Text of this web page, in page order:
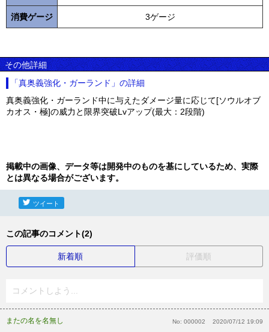
消費ゲージ 3ゲージ
その他詳細
「真奥義強化・ガーランド」の詳細
真奥義強化・ガーランド中に与えたダメージ量に応じて[ソウルオブ
カオス・極]の威力と限界突破Lvアップ(最大：2段階)
掲載中の画像、データ等は開発中のものを基にしているため、実際
とは異なる場合がございます。
ツイート
この記事のコメント(2)
新着順 評価順
コメントしよう...
またの名を名無し No: 000002 2020/07/12 19:09